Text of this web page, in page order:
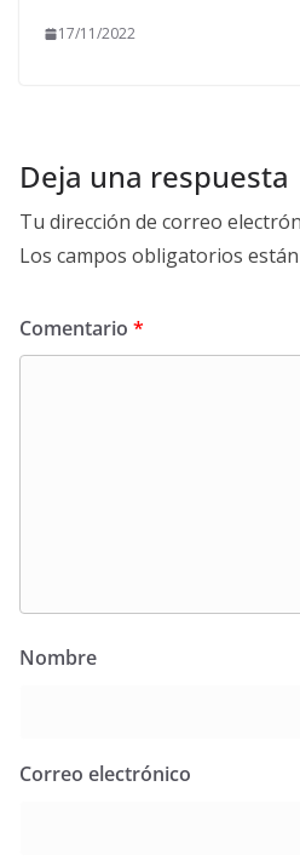
17/11/2022
Deja una respuesta
Tu dirección de correo
Los campos obligatorios
Comentario *
Nombre
Correo electrónico